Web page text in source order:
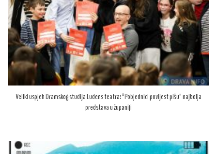
Veliki uspjeh Dramskog studija Ludens teatra: “Pobjednici povijest pišu” najbolja
predstava u županiji